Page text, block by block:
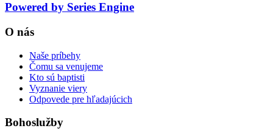
Powered by Series Engine
O nás
Naše príbehy
Čomu sa venujeme
Kto sú baptisti
Vyznanie viery
Odpovede pre hľadajúcich
Bohoslužby